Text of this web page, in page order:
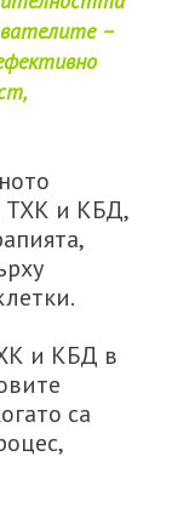
–
ТХК и КБД,
и КБД в
са